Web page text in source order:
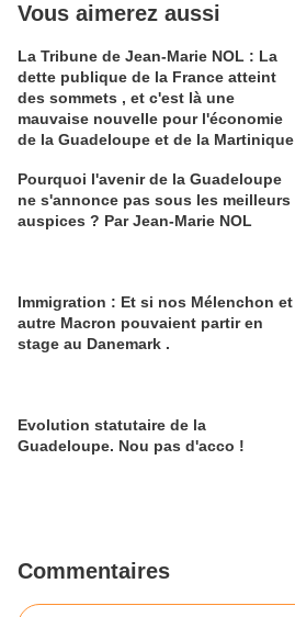
Vous aimerez aussi
La Tribune de Jean-Marie NOL : La
dette publique de la France atteint
des sommets , et c'est là une
mauvaise nouvelle pour l'économie
de la Guadeloupe et de la Martinique
Pourquoi l'avenir de la Guadeloupe
ne s'annonce pas sous les meilleurs
auspices ? Par Jean-Marie NOL
Immigration : Et si nos Mélenchon et
autre Macron pouvaient partir en
stage au Danemark .
Evolution statutaire de la
Guadeloupe. Nou pas d'acco !
Commentaires